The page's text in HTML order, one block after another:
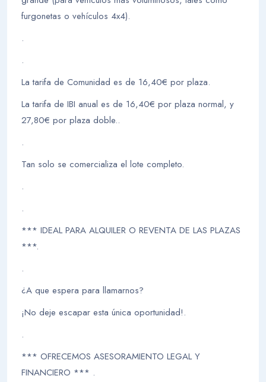
furgonetas o vehículos 4x4).
.
.
La tarifa de Comunidad es de 16,40€ por plaza.
La tarifa de IBI anual es de 16,40€ por plaza normal, y
27,80€ por plaza doble..
.
Tan solo se comercializa el lote completo.
.
.
*** IDEAL PARA ALQUILER O REVENTA DE LAS PLAZAS
***.
.
¿A que espera para llamarnos?
¡No deje escapar esta única oportunidad!.
.
*** OFRECEMOS ASESORAMIENTO LEGAL Y
FINANCIERO *** .